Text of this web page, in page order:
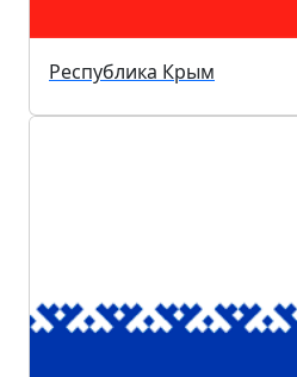
Республика Крым